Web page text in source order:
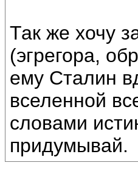
Так же хочу
(эгрегора,
ему Сталин
вселенной
словами
придумывай.